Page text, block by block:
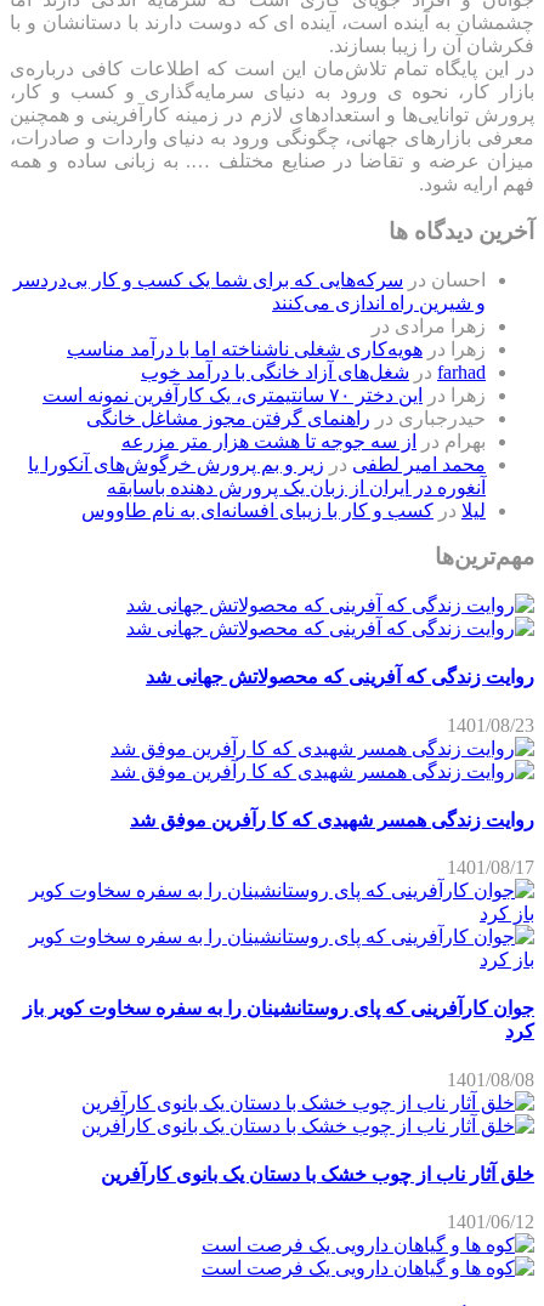
چشمشان به آینده است، آینده ای که دوست دارند با دستانشان و با
فکرشان آن را زیبا بسازند.
در این پایگاه تمام تلاش‌مان این است که ‌اطلاعات کافی درباره‌ی
بازار کار، نحوه ی ورود به دنیای سرمایه‌گذاری و کسب و کار،
پرورش توانایی‌ها و استعدادهای لازم در زمینه کارآفرینی و همچنین
معرفی بازارهای جهانی، چگونگی ورود به دنیای واردات و صادرات،
میزان عرضه و تقاضا در صنایع مختلف …. به زبانی ساده و همه
فهم ارایه شود.
آخرین دیدگاه ها
احسان در سرکه‌هایی که برای شما یک کسب و کار بی‌دردسر
و شیرین راه اندازی می‌کنند
زهرا مرادی در
زهرا
در هویه‌کاری شغلی ناشناخته اما با درآمد مناسب
farhad در شغل‌های آزاد خانگی با درآمد خوب
زهرا
در
این دختر ۷۰ سانتیمتری، یک کارآفرین نمونه است
حیدرجباری در راهنمای گرفتن مجوز مشاغل خانگی
بهرام در
از سه جوجه تا هشت هزار متر مزرعه
محمد امیر لطفی در زیر و بم پرورش خرگوش‌های آنکورا یا
آنغوره در ایران از زبان یک پرورش دهنده باسابقه
لیلا در کسب و کار با زیبای افسانه‌ای به نام طاووس
مهم‌ترین‌ها
روایت زندگی که آفرینی که محصولاتش جهانی شد
1401/08/23
روایت زندگی همسر شهیدی که کا رآفرین موفق شد
1401/08/17
جوان کارآفرینی که پای روستانشینان را به سفره سخاوت کویر باز
کرد
1401/08/08
خلق آثار ناب از چوب خشک با دستان یک بانوی کارآفرین
1401/06/12